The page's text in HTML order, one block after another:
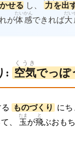
かせる し、 力を出
が体感
たいかん
できれば大
だい
: 空気
くうき
でっぽ
ものづくり にち
、 玉
たま
が飛
と
ぶおも